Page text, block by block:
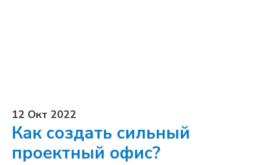
12 Окт 2022
Как создать сильный
проектный офис?